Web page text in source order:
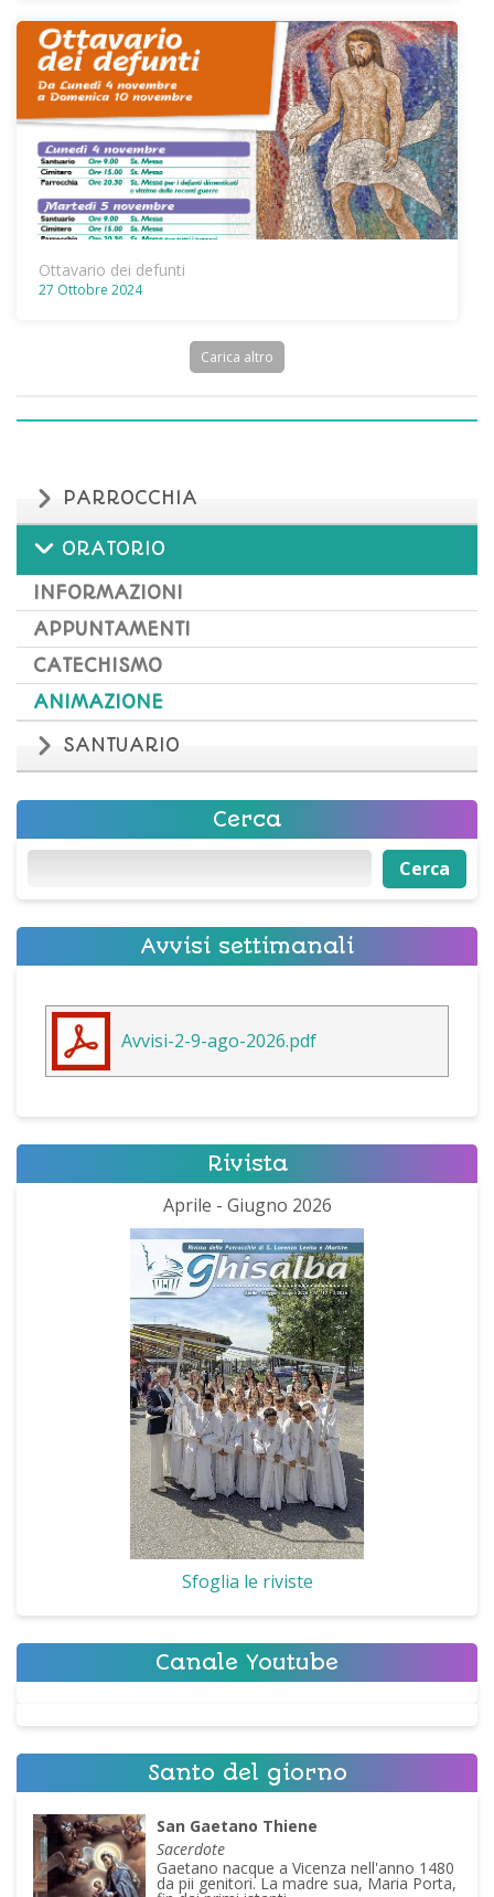
Ottavario dei defunti
27 Ottobre 2024
Carica altro
PARROCCHIA
ORATORIO
INFORMAZIONI
APPUNTAMENTI
CATECHISMO
ANIMAZIONE
SANTUARIO
Cerca
Cerca Cerca
Avvisi settimanali
Avvisi-2-9-ago-2026.pdf
Rivista
Aprile - Giugno 2026
Sfoglia le riviste
Canale Youtube
Santo del giorno
San Gaetano Thiene
Sacerdote
Gaetano nacque a Vicenza nell'anno 1480
da pii genitori. La madre sua, Maria Porta,